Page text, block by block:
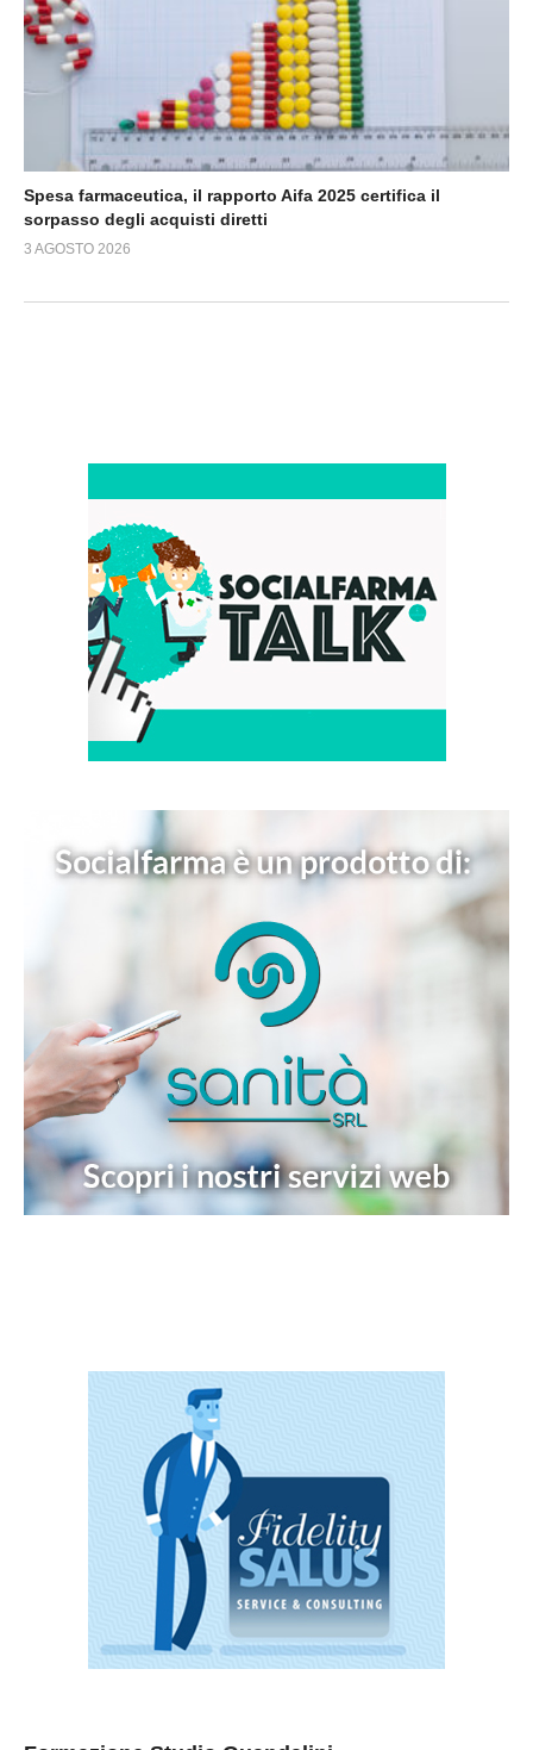
Spesa farmaceutica, il rapporto Aifa 2025 certifica il
sorpasso degli acquisti diretti
3 AGOSTO 2026